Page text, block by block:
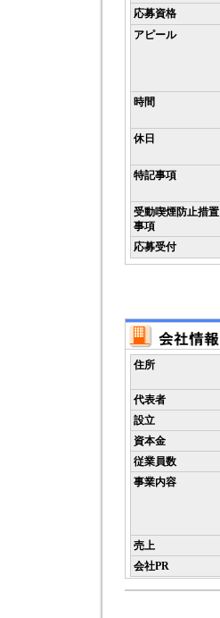
応募資格
アピール
時間
休日
特記事項
受動喫煙防止措置
事項
応募受付
住所
代表者
設立
資本金
従業員数
事業内容
売上
会社PR